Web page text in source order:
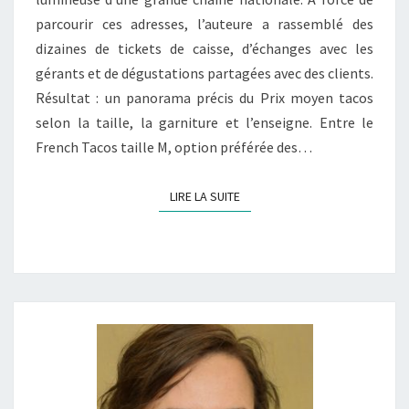
GIGA
parcourir ces adresses, l’auteure a rassemblé des
dizaines de tickets de caisse, d’échanges avec les
gérants et de dégustations partagées avec des clients.
Résultat : un panorama précis du Prix moyen tacos
selon la taille, la garniture et l’enseigne. Entre le
French Tacos taille M, option préférée des…
LIRE LA SUITELIRE LA SUITE